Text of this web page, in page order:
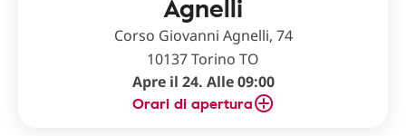
Corso Giovanni Agnelli, 74
10137 Torino TO
Apre il 24. Alle 09:00
Orari di apertura